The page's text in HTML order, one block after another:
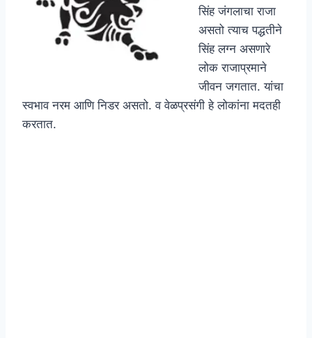
सिंह जंगलाचा राजा
असतो त्याच पद्धतीने
सिंह लग्न असणारे
लोक राजाप्रमाने
जीवन जगतात. यांचा
स्वभाव नरम आणि निडर असतो. व वेळप्रसंगी हे लोकांना मदतही
करतात.